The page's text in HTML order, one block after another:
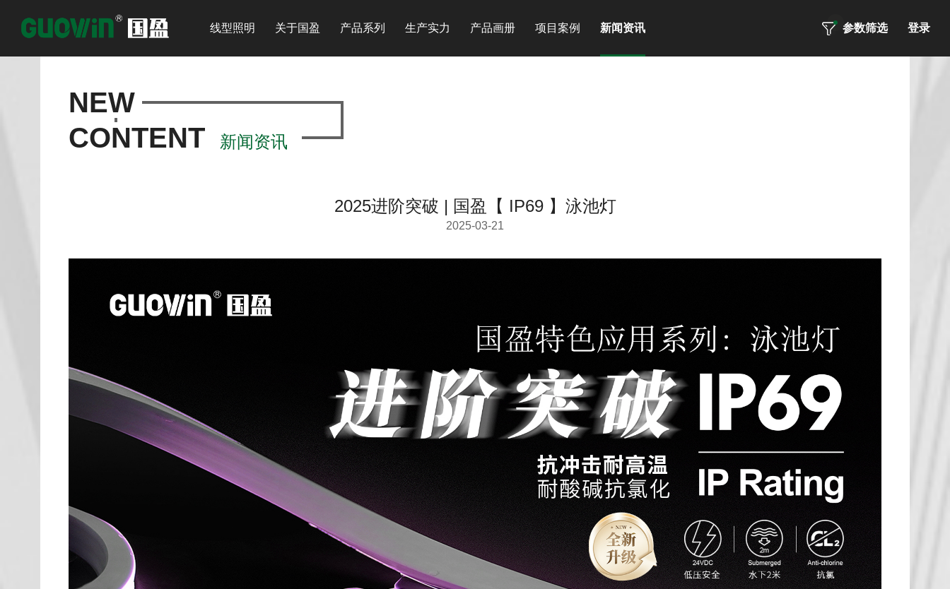
线型照明 关于国盈 产品系列 生产实力 产品画册 项目案例 新闻资讯 参数筛选 登录
NEW
CONTENT
新闻资讯
2025进阶突破 | 国盈【 IP69 】泳池灯
2025-03-21